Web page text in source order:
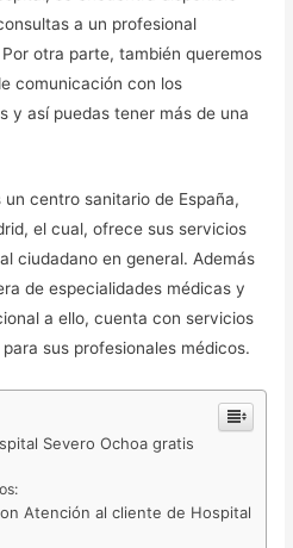
a un profesional
otra parte, también queremos
comunicación con los
y así puedas tener más de una
centro sanitario de España,
el cual, ofrece sus servicios
ciudadano en general. Además
de especialidades médicas y
a ello, cuenta con servicios
sus profesionales médicos.
Severo Ochoa gratis
Atención al cliente de Hospital